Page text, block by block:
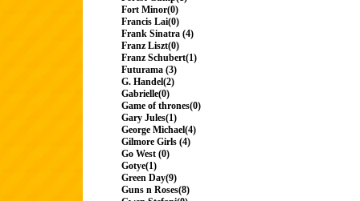
Fort Minor(0)
Francis Lai(0)
Frank Sinatra (4)
Franz Liszt(0)
Franz Schubert(1)
Futurama (3)
G. Handel(2)
Gabrielle(0)
Game of thrones(0)
Gary Jules(1)
George Michael(4)
Gilmore Girls (4)
Go West (0)
Gotye(1)
Green Day(9)
Guns n Roses(8)